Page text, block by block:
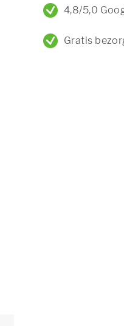
4,8/5,0
Gratis